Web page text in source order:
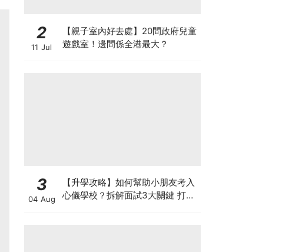
2
11 Jul
【親子室內好去處】20間政府兒童
遊戲室！邊間係全港最大？
3
04 Aug
【升學攻略】如何幫助小朋友考入
心儀學校？拆解面試3大關鍵 打好